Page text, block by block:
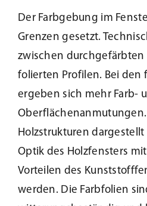
Hebe-Schiebetüren
Terrassentüren
Beschattung
Fensterbänke
Shop
Der Farbgebung im
Grenzen gesetzt.
zwischen durchgefärbten
folierten Profilen. Bei den
ergeben sich mehr Farb-
Holzstrukturen
Optik des Holzfensters
Vorteilen des
werden. Die Farbfolien